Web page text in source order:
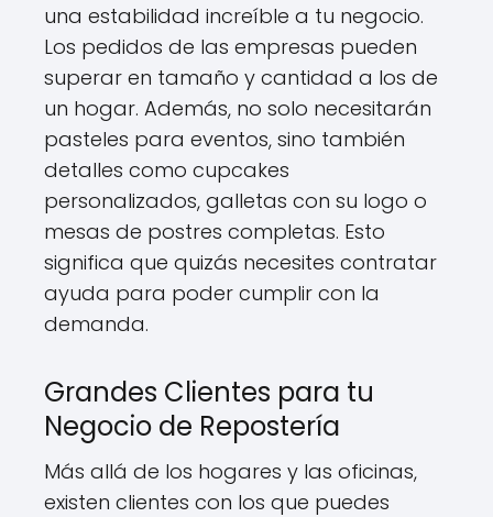
una estabilidad increíble a tu negocio.
Los pedidos de las empresas pueden
superar en tamaño y cantidad a los de
un hogar. Además, no solo necesitarán
pasteles para eventos, sino también
detalles como cupcakes
personalizados, galletas con su logo o
mesas de postres completas. Esto
significa que quizás necesites contratar
ayuda para poder cumplir con la
demanda.
Grandes Clientes para tu
Negocio de Repostería
Más allá de los hogares y las oficinas,
existen clientes con los que puedes